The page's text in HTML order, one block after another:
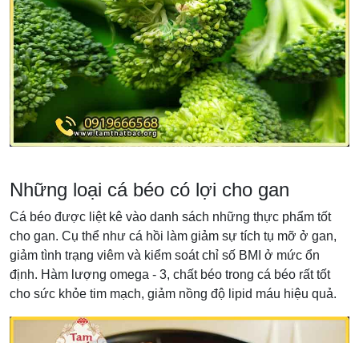
Những loại cá béo có lợi cho gan
Cá béo được liệt kê vào danh sách những thực phẩm tốt
cho gan. Cụ thể như cá hồi làm giảm sự tích tụ mỡ ở gan,
giảm tình trạng viêm và kiểm soát chỉ số BMI ở mức ổn
định. Hàm lượng omega - 3, chất béo trong cá béo rất tốt
cho sức khỏe tim mạch, giảm nồng độ lipid máu hiệu quả.